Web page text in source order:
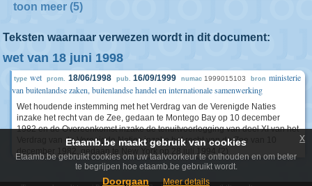
toon meer (5)
Teksten waarnaar verwezen wordt in dit document:
wet van 18 juni 1998
type wet prom. 18/06/1998 pub. 16/09/1999 numac 1999015103 bron ministerie
van buitenlandse zaken, buitenlandse handel en internationale samenwerking
Wet houdende instemming met het Verdrag van de Verenigde Naties
inzake het recht van de Zee, gedaan te Montego Bay op 10 december
1982 en de Overeenkomst inzake de tenuitvoerlegging van deel XI van het
Verdrag van de Verenigde Naties inzake het recht van de Zee van 10
december 1982, gedaan te New York op 28 juli 1994 (2)
Etaamb.be maakt gebruik van cookies
Etaamb.be gebruikt cookies om uw taalvoorkeur te onthouden en om beter
te begrijpen hoe etaamb.be gebruikt wordt.
Doorgaan Meer details
x